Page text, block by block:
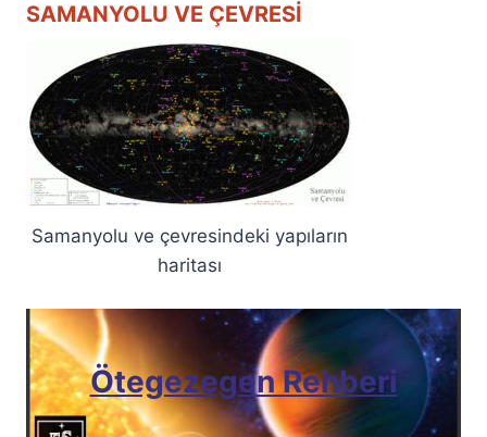
SAMANYOLU VE ÇEVRESI
Samanyolu ve çevresindeki yapıların
haritası
Ötegezegen Rehberi